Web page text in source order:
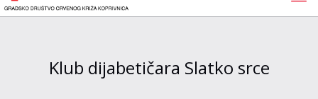
Klub dijabetičara Slatko srce